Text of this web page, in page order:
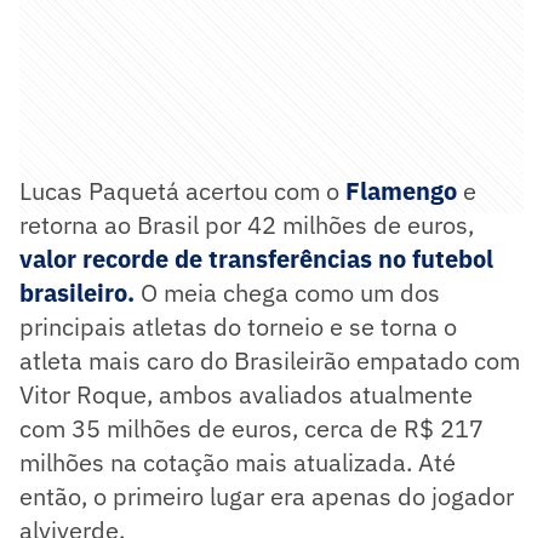
Lucas Paquetá acertou com o Flamengo e
retorna ao Brasil por 42 milhões de euros,
valor recorde de transferências no futebol
brasileiro. O meia chega como um dos
principais atletas do torneio e se torna o
atleta mais caro do Brasileirão empatado com
Vitor Roque, ambos avaliados atualmente
com 35 milhões de euros, cerca de R$ 217
milhões na cotação mais atualizada. Até
então, o primeiro lugar era apenas do jogador
alviverde.